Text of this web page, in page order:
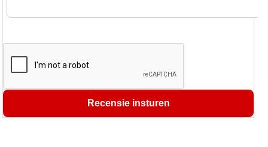
Recensie insturen